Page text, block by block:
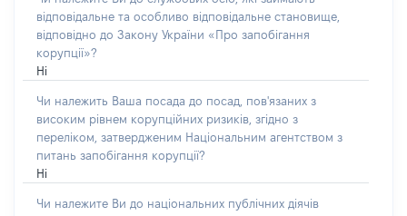
відповідальне та особливо відповідальне становище,
відповідно до Закону України «Про запобігання
корупції»?
Ні
Чи належить Ваша посада до посад, пов'язаних з
високим рівнем корупційних ризиків, згідно з
переліком, затвердженим Національним агентством з
питань запобігання корупції?
Ні
Чи належите Ви до національних публічних діячів